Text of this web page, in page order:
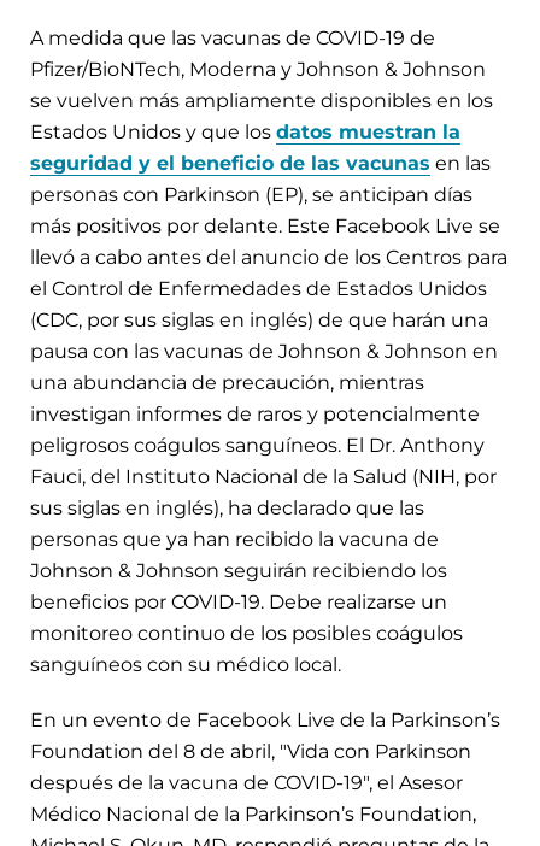
A medida que las vacunas de COVID-19 de
Pfizer/BioNTech, Moderna y Johnson & Johnson
se vuelven más ampliamente disponibles en los
Estados Unidos y que los datos muestran la
seguridad y el beneficio de las vacunas en las
personas con Parkinson (EP), se anticipan días
más positivos por delante. Este Facebook Live se
llevó a cabo antes del anuncio de los Centros para
el Control de Enfermedades de Estados Unidos
(CDC, por sus siglas en inglés) de que harán una
pausa con las vacunas de Johnson & Johnson en
una abundancia de precaución, mientras
investigan informes de raros y potencialmente
peligrosos coágulos sanguíneos. El Dr. Anthony
Fauci, del Instituto Nacional de la Salud (NIH, por
sus siglas en inglés), ha declarado que las
personas que ya han recibido la vacuna de
Johnson & Johnson seguirán recibiendo los
beneficios por COVID-19. Debe realizarse un
monitoreo continuo de los posibles coágulos
sanguíneos con su médico local.
En un evento de Facebook Live de la Parkinson’s
Foundation del 8 de abril, "Vida con Parkinson
después de la vacuna de COVID-19", el Asesor
Médico Nacional de la Parkinson’s Foundation,